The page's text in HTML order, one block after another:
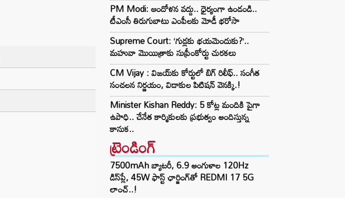
PM Modi: ఆందోళన వద్దు.. ధైర్యంగా ఉండండి..
టీఎంసీ తిరుగుబాటు ఎంపీలకు మోడీ భరోసా
Supreme Court: ‘గుడ్లకు భయమెందుకు?’..
మహువా మొయిత్రాకు సుప్రీంకోర్టు చురకలు
CM Vijay : విజయ్‌కు కోర్టులో బిగ్ రిలీఫ్.. సంగీత
సంచలన నిర్ణయం, విడాకుల పిటిషన్ వెనక్కి.!
Minister Kishan Reddy: 5 కోట్ల మందికి పైగా
ఉపాధి.. చేనేత కార్మికులకు ప్రభుత్వం అందిస్తున్న
కానుక..
ట్రెండింగ్‌
7500mAh బ్యాటరీ, 6.9 అంగుళాల 120Hz
డిస్‌ప్లే, 45W ఫాస్ట్ ఛార్జింగ్‌తో REDMI 17 5G
లాంచ్..!